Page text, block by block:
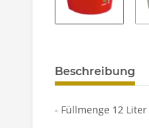
Beschreibung
- Füllmenge 12 Liter